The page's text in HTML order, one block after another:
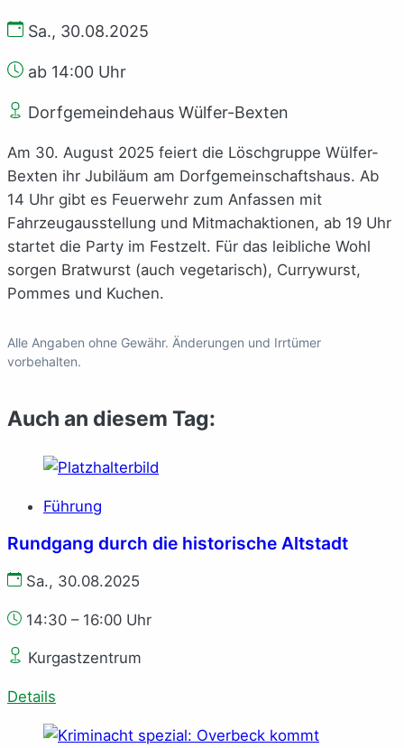
Sa., 30.08.2025
ab 14:00 Uhr
Dorfgemeindehaus Wülfer-Bexten
Am 30. August 2025 feiert die Löschgruppe Wülfer-
Bexten ihr Jubiläum am Dorfgemeinschaftshaus. Ab
14 Uhr gibt es Feuerwehr zum Anfassen mit
Fahrzeugausstellung und Mitmachaktionen, ab 19 Uhr
startet die Party im Festzelt. Für das leibliche Wohl
sorgen Bratwurst (auch vegetarisch), Currywurst,
Pommes und Kuchen.
Alle Angaben ohne Gewähr. Änderungen und Irrtümer
vorbehalten.
Auch an diesem Tag:
Führung
Rundgang durch die historische Altstadt
Sa., 30.08.2025
14:30 – 16:00 Uhr
Kurgastzentrum
Details